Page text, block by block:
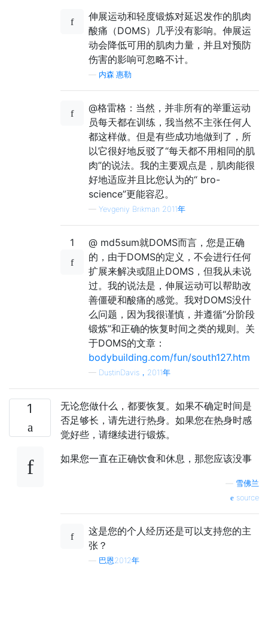
伸展运动和轻度锻炼对延迟发作的肌肉
酸痛（DOMS）几乎没有影响。伸展运
动会降低可用的肌肉力量，并且对预防
伤害的影响可忽略不计。
内森·惠勒
@格雷格：当然，并非所有的举重运动
员每天都在训练，我当然不主张任何人
都这样做。但是有些成功地做到了，所
以它很好地反驳了“每天都不用相同的肌
肉”的说法。我的主要观点是，肌肉能很
好地适应并且比您认为的“ bro-
science”更能容忍。
— Yevgeniy Brikman 2011年
1
@ md5sum就DOMS而言，您是正确
的，由于DOMS的定义，不会进行任何
扩展来解决或阻止DOMS，但我从未说
过。我的说法是，伸展运动可以帮助改
善僵硬和酸痛的感觉。我对DOMS没什
么问题，因为我很谨慎，并遵循“分阶段
锻炼”和正确的恢复时间之类的规则。关
于DOMS的文章：
bodybuilding.com/fun/south127.htm
— DustinDavis，2011年
1
无论您做什么，都要恢复。如果不确定时间是
否足够长，请先进行热身。如果您在热身时感
觉好些，请继续进行锻炼。
如果您一直在正确饮食和休息，那您应该没事
雪佛兰
source
这是您的个人经历还是可以支持您的主
张？
巴恩2012年